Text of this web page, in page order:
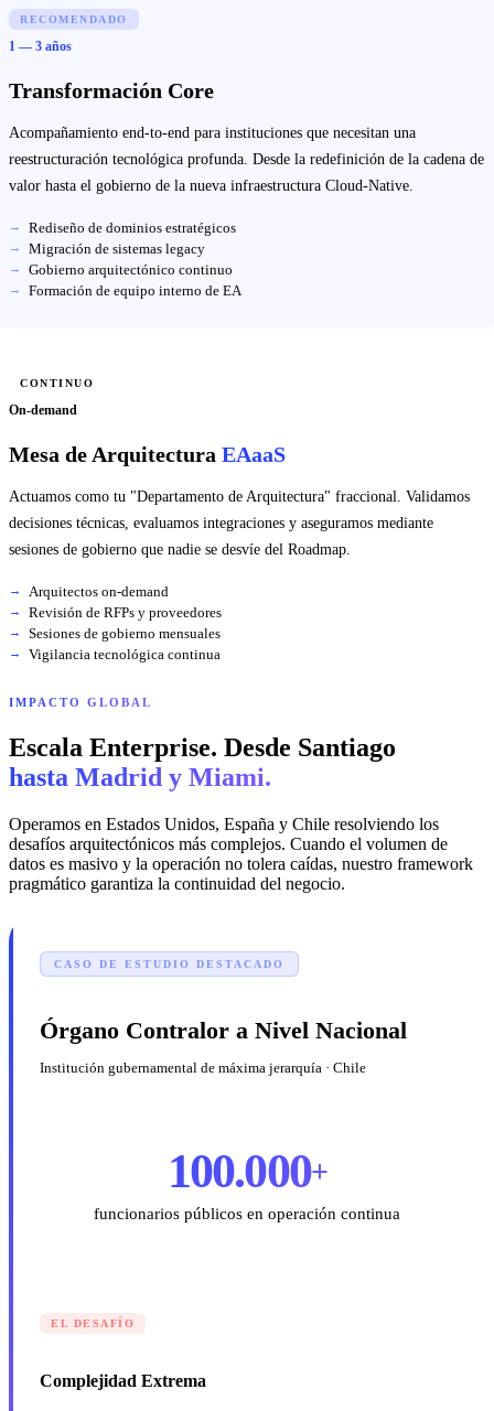
RECOMENDADO
1 — 3 años
Transformación Core
Acompañamiento end-to-end para instituciones que necesitan una
reestructuración tecnológica profunda. Desde la redefinición de la cadena de
valor hasta el gobierno de la nueva infraestructura Cloud-Native.
Rediseño de dominios estratégicos
Migración de sistemas legacy
Gobierno arquitectónico continuo
Formación de equipo interno de EA
CONTINUO
On-demand
Mesa de Arquitectura EAaaS
Actuamos como tu "Departamento de Arquitectura" fraccional. Validamos
decisiones técnicas, evaluamos integraciones y aseguramos mediante
sesiones de gobierno que nadie se desvíe del Roadmap.
Arquitectos on-demand
Revisión de RFPs y proveedores
Sesiones de gobierno mensuales
Vigilancia tecnológica continua
IMPACTO GLOBAL
Escala Enterprise. Desde Santiago
hasta Madrid y Miami.
Operamos en Estados Unidos, España y Chile resolviendo los
desafíos arquitectónicos más complejos. Cuando el volumen de
datos es masivo y la operación no tolera caídas, nuestro framework
pragmático garantiza la continuidad del negocio.
CASO DE ESTUDIO DESTACADO
Órgano Contralor a Nivel Nacional
Institución gubernamental de máxima jerarquía · Chile
100.000+
funcionarios públicos en operación continua
EL DESAFÍO
Complejidad Extrema